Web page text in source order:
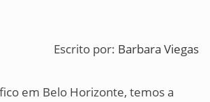
Escrito por: Barbara Viegas
em Belo Horizonte, temos a